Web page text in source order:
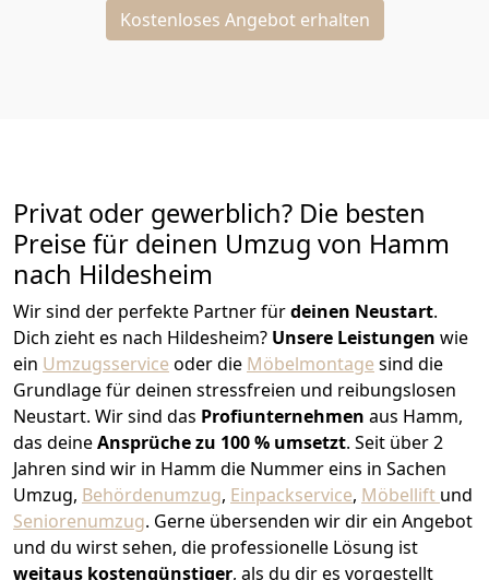
Kostenloses Angebot erhalten
Privat oder gewerblich? Die besten
Preise für deinen Umzug von Hamm
nach Hildesheim
Wir sind der perfekte Partner fürdeinen Neustart.
Dich zieht es nach Hildesheim? Unsere Leistungen wie
ein Umzugsservice oder die Möbelmontage sind die
Grundlage für deinen stressfreien und reibungslosen
Neustart. Wir sind das Profiunternehmen aus Hamm,
das deineAnsprüche zu 100 % umsetzt. Seit über 2
Jahren sind wir in Hamm die Nummer eins in Sachen
Umzug, Behördenumzug, Einpackservice, Möbellift und
Seniorenumzug. Gerne übersenden wir dir ein Angebot
und du wirst sehen, die professionelle Lösung ist
weitaus kostengünstiger, als du dir es vorgestellt